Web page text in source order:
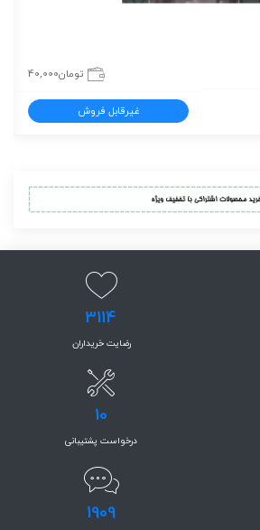
تومان40,000
غیرقابل فروش
3114
رضایت خریداران
10
درخواست پشتیبانی
1909